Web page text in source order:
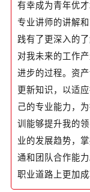
有幸成为青年优
专业讲师的讲解
践有了更深入的
对我未来的工作
进步的过程。资
更新知识，以适
己的专业能力，
训能够提升我的
业的发展趋势，
通和团队合作能
职业道路上更加成